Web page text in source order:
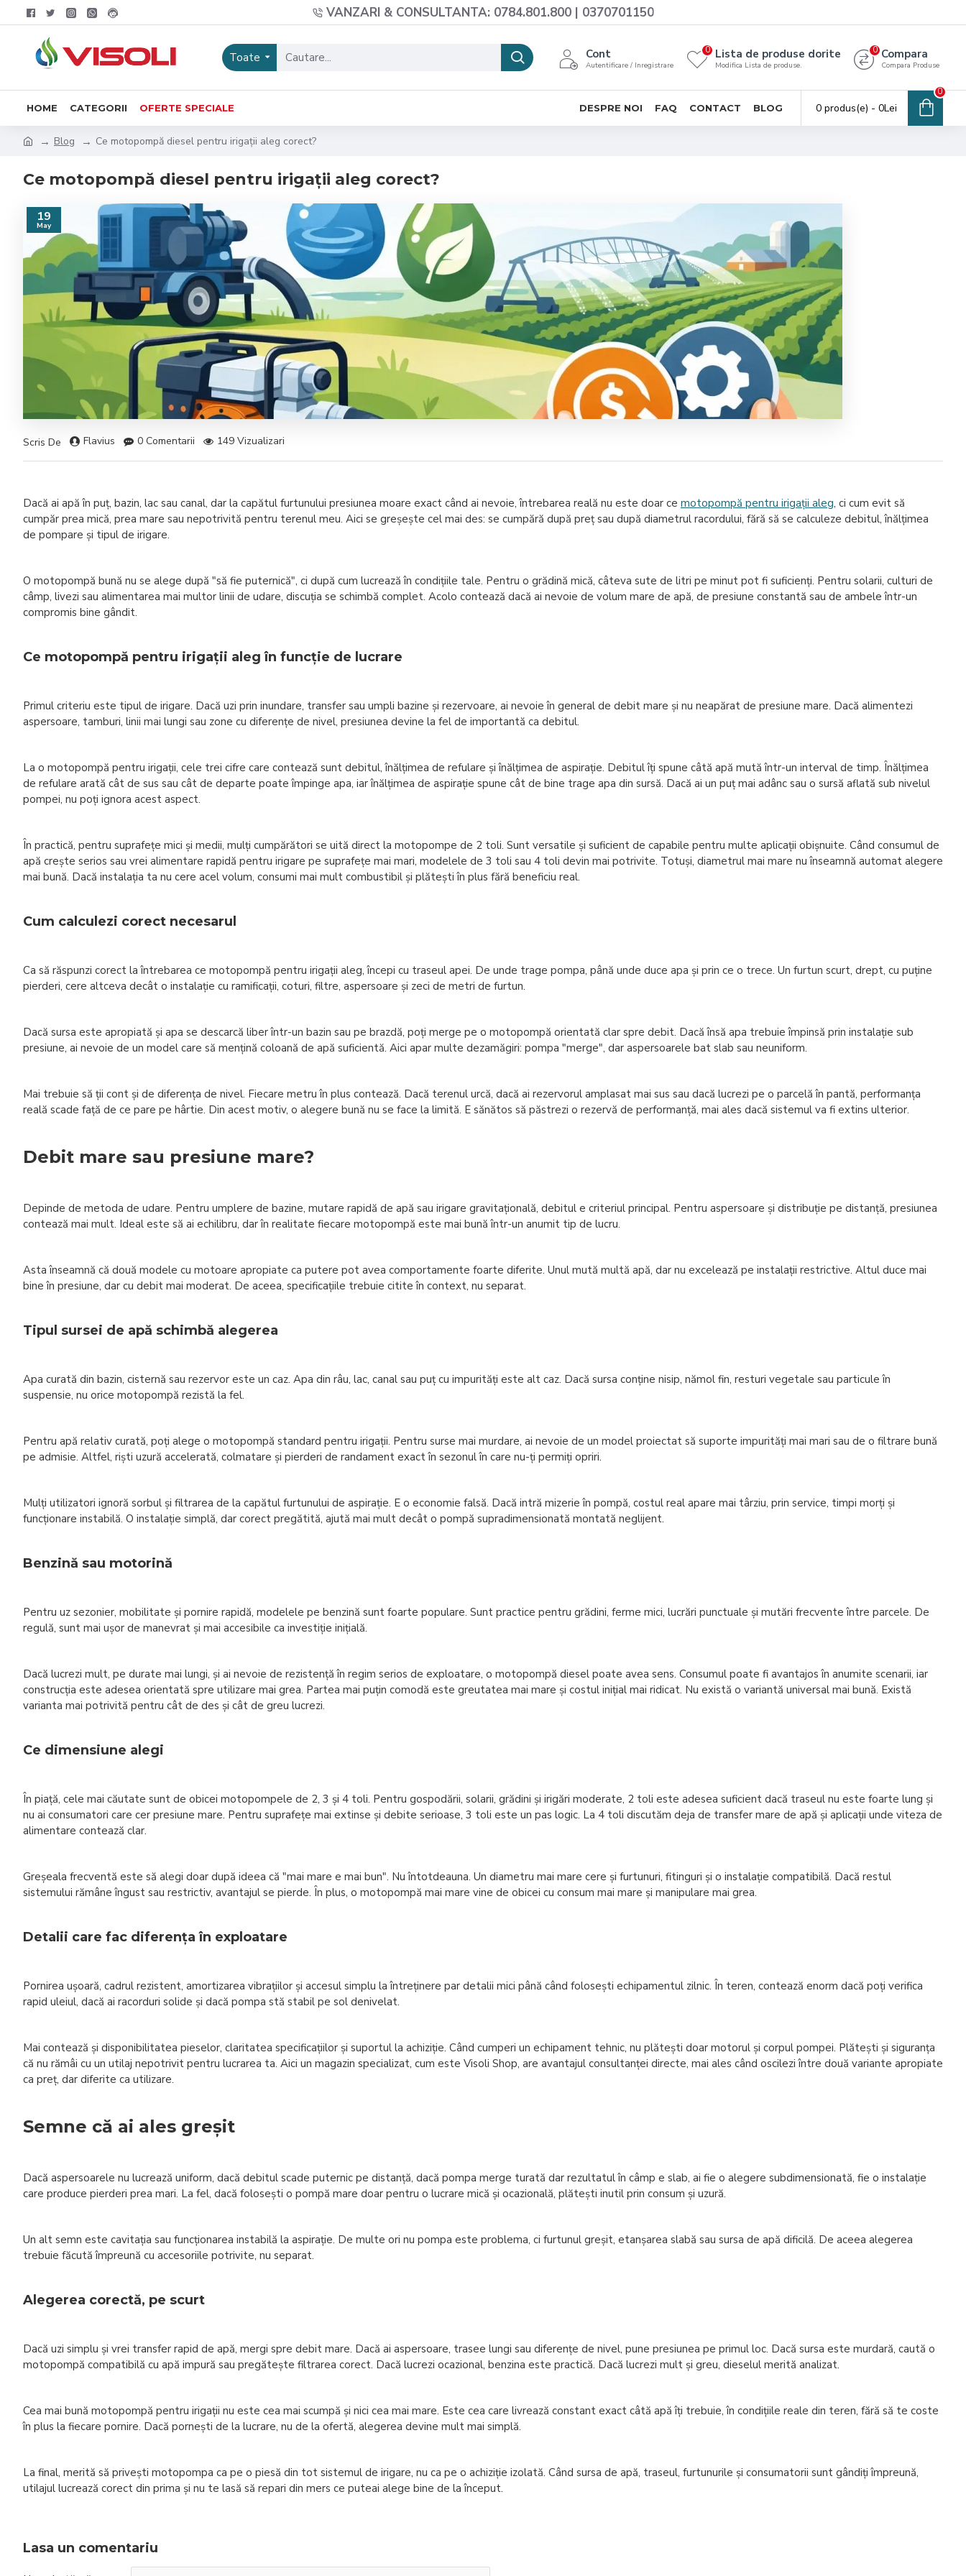
VANZARI & CONSULTANTA: 0784.801.800 | 0370701150
Toate Cont
Autentificare / Inregistrare
Lista de produse dorite
Modifica Lista de produse.
0 Compara
Compara Produse
0
HOME CATEGORII OFERTE SPECIALE DESPRE NOI FAQ CONTACT BLOG 0 produs(e) - 0Lei
0
Blog Ce motopompă diesel pentru irigații aleg corect?
Ce motopompă diesel pentru irigații aleg corect?
19
May
Scris De Flavius 0 Comentarii 149 Vizualizari
Dacă ai apă în puț, bazin, lac sau canal, dar la capătul furtunului presiunea moare exact când ai nevoie, întrebarea reală nu este doar ce motopompă pentru irigații aleg, ci cum evit să
cumpăr prea mică, prea mare sau nepotrivită pentru terenul meu. Aici se greșește cel mai des: se cumpără după preț sau după diametrul racordului, fără să se calculeze debitul, înălțimea
de pompare și tipul de irigare.
O motopompă bună nu se alege după "să fie puternică", ci după cum lucrează în condițiile tale. Pentru o grădină mică, câteva sute de litri pe minut pot fi suficienți. Pentru solarii, culturi de
câmp, livezi sau alimentarea mai multor linii de udare, discuția se schimbă complet. Acolo contează dacă ai nevoie de volum mare de apă, de presiune constantă sau de ambele într-un
compromis bine gândit.
Ce motopompă pentru irigații aleg în funcție de lucrare
Primul criteriu este tipul de irigare. Dacă uzi prin inundare, transfer sau umpli bazine și rezervoare, ai nevoie în general de debit mare și nu neapărat de presiune mare. Dacă alimentezi
aspersoare, tamburi, linii mai lungi sau zone cu diferențe de nivel, presiunea devine la fel de importantă ca debitul.
La o motopompă pentru irigații, cele trei cifre care contează sunt debitul, înălțimea de refulare și înălțimea de aspirație. Debitul îți spune câtă apă mută într-un interval de timp. Înălțimea
de refulare arată cât de sus sau cât de departe poate împinge apa, iar înălțimea de aspirație spune cât de bine trage apa din sursă. Dacă ai un puț mai adânc sau o sursă aflată sub nivelul
pompei, nu poți ignora acest aspect.
În practică, pentru suprafețe mici și medii, mulți cumpărători se uită direct la motopompe de 2 toli. Sunt versatile și suficient de capabile pentru multe aplicații obișnuite. Când consumul de
apă crește serios sau vrei alimentare rapidă pentru irigare pe suprafețe mai mari, modelele de 3 toli sau 4 toli devin mai potrivite. Totuși, diametrul mai mare nu înseamnă automat alegere
mai bună. Dacă instalația ta nu cere acel volum, consumi mai mult combustibil și plătești în plus fără beneficiu real.
Cum calculezi corect necesarul
Ca să răspunzi corect la întrebarea ce motopompă pentru irigații aleg, începi cu traseul apei. De unde trage pompa, până unde duce apa și prin ce o trece. Un furtun scurt, drept, cu puține
pierderi, cere altceva decât o instalație cu ramificații, coturi, filtre, aspersoare și zeci de metri de furtun.
Dacă sursa este apropiată și apa se descarcă liber într-un bazin sau pe brazdă, poți merge pe o motopompă orientată clar spre debit. Dacă însă apa trebuie împinsă prin instalație sub
presiune, ai nevoie de un model care să mențină coloană de apă suficientă. Aici apar multe dezamăgiri: pompa "merge", dar aspersoarele bat slab sau neuniform.
Mai trebuie să ții cont și de diferența de nivel. Fiecare metru în plus contează. Dacă terenul urcă, dacă ai rezervorul amplasat mai sus sau dacă lucrezi pe o parcelă în pantă, performanța
reală scade față de ce pare pe hârtie. Din acest motiv, o alegere bună nu se face la limită. E sănătos să păstrezi o rezervă de performanță, mai ales dacă sistemul va fi extins ulterior.
Debit mare sau presiune mare?
Depinde de metoda de udare. Pentru umplere de bazine, mutare rapidă de apă sau irigare gravitațională, debitul e criteriul principal. Pentru aspersoare și distribuție pe distanță, presiunea
contează mai mult. Ideal este să ai echilibru, dar în realitate fiecare motopompă este mai bună într-un anumit tip de lucru.
Asta înseamnă că două modele cu motoare apropiate ca putere pot avea comportamente foarte diferite. Unul mută multă apă, dar nu excelează pe instalații restrictive. Altul duce mai
bine în presiune, dar cu debit mai moderat. De aceea, specificațiile trebuie citite în context, nu separat.
Tipul sursei de apă schimbă alegerea
Apa curată din bazin, cisternă sau rezervor este un caz. Apa din râu, lac, canal sau puț cu impurități este alt caz. Dacă sursa conține nisip, nămol fin, resturi vegetale sau particule în
suspensie, nu orice motopompă rezistă la fel.
Pentru apă relativ curată, poți alege o motopompă standard pentru irigații. Pentru surse mai murdare, ai nevoie de un model proiectat să suporte impurități mai mari sau de o filtrare bună
pe admisie. Altfel, riști uzură accelerată, colmatare și pierderi de randament exact în sezonul în care nu-ți permiți opriri.
Mulți utilizatori ignoră sorbul și filtrarea de la capătul furtunului de aspirație. E o economie falsă. Dacă intră mizerie în pompă, costul real apare mai târziu, prin service, timpi morți și
funcționare instabilă. O instalație simplă, dar corect pregătită, ajută mai mult decât o pompă supradimensionată montată neglijent.
Benzină sau motorină
Pentru uz sezonier, mobilitate și pornire rapidă, modelele pe benzină sunt foarte populare. Sunt practice pentru grădini, ferme mici, lucrări punctuale și mutări frecvente între parcele. De
regulă, sunt mai ușor de manevrat și mai accesibile ca investiție inițială.
Dacă lucrezi mult, pe durate mai lungi, și ai nevoie de rezistență în regim serios de exploatare, o motopompă diesel poate avea sens. Consumul poate fi avantajos în anumite scenarii, iar
construcția este adesea orientată spre utilizare mai grea. Partea mai puțin comodă este greutatea mai mare și costul inițial mai ridicat. Nu există o variantă universal mai bună. Există
varianta mai potrivită pentru cât de des și cât de greu lucrezi.
Ce dimensiune alegi
În piață, cele mai căutate sunt de obicei motopompele de 2, 3 și 4 toli. Pentru gospodării, solarii, grădini și irigări moderate, 2 toli este adesea suficient dacă traseul nu este foarte lung și
nu ai consumatori care cer presiune mare. Pentru suprafețe mai extinse și debite serioase, 3 toli este un pas logic. La 4 toli discutăm deja de transfer mare de apă și aplicații unde viteza de
alimentare contează clar.
Greșeala frecventă este să alegi doar după ideea că "mai mare e mai bun". Nu întotdeauna. Un diametru mai mare cere și furtunuri, fitinguri și o instalație compatibilă. Dacă restul
sistemului rămâne îngust sau restrictiv, avantajul se pierde. În plus, o motopompă mai mare vine de obicei cu consum mai mare și manipulare mai grea.
Detalii care fac diferența în exploatare
Pornirea ușoară, cadrul rezistent, amortizarea vibrațiilor și accesul simplu la întreținere par detalii mici până când folosești echipamentul zilnic. În teren, contează enorm dacă poți verifica
rapid uleiul, dacă ai racorduri solide și dacă pompa stă stabil pe sol denivelat.
Mai contează și disponibilitatea pieselor, claritatea specificațiilor și suportul la achiziție. Când cumperi un echipament tehnic, nu plătești doar motorul și corpul pompei. Plătești și siguranța
că nu rămâi cu un utilaj nepotrivit pentru lucrarea ta. Aici un magazin specializat, cum este Visoli Shop, are avantajul consultanței directe, mai ales când oscilezi între două variante apropiate
ca preț, dar diferite ca utilizare.
Semne că ai ales greșit
Dacă aspersoarele nu lucrează uniform, dacă debitul scade puternic pe distanță, dacă pompa merge turată dar rezultatul în câmp e slab, ai fie o alegere subdimensionată, fie o instalație
care produce pierderi prea mari. La fel, dacă folosești o pompă mare doar pentru o lucrare mică și ocazională, plătești inutil prin consum și uzură.
Un alt semn este cavitația sau funcționarea instabilă la aspirație. De multe ori nu pompa este problema, ci furtunul greșit, etanșarea slabă sau sursa de apă dificilă. De aceea alegerea
trebuie făcută împreună cu accesoriile potrivite, nu separat.
Alegerea corectă, pe scurt
Dacă uzi simplu și vrei transfer rapid de apă, mergi spre debit mare. Dacă ai aspersoare, trasee lungi sau diferențe de nivel, pune presiunea pe primul loc. Dacă sursa este murdară, caută o
motopompă compatibilă cu apă impură sau pregătește filtrarea corect. Dacă lucrezi ocazional, benzina este practică. Dacă lucrezi mult și greu, dieselul merită analizat.
Cea mai bună motopompă pentru irigații nu este cea mai scumpă și nici cea mai mare. Este cea care livrează constant exact câtă apă îți trebuie, în condițiile reale din teren, fără să te coste
în plus la fiecare pornire. Dacă pornești de la lucrare, nu de la ofertă, alegerea devine mult mai simplă.
La final, merită să privești motopompa ca pe o piesă din tot sistemul de irigare, nu ca pe o achiziție izolată. Când sursa de apă, traseul, furtunurile și consumatorii sunt gândiți împreună,
utilajul lucrează corect din prima și nu te lasă să repari din mers ce puteai alege bine de la început.
Lasa un comentariu